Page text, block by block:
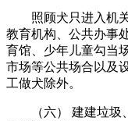
照顾犬只进入机关
教育机构、公共办事
育馆、少年儿童勾当
市场等公共场合以及
工做犬除外。
（六） 建建垃圾、